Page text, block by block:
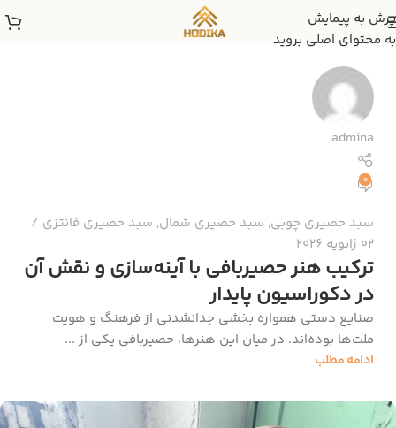
پرش به پیمایش
به محتوای اصلی بروید
admina
0
سبد حصیری چوبی, سبد حصیری شمال, سبد حصیری فانتزی
02 ژانویه 2026
ترکیب هنر حصیربافی با آینه‌سازی و نقش آن
در دکوراسیون پایدار
صنایع دستی همواره بخشی جدانشدنی از فرهنگ و هویت
ملت‌ها بوده‌اند. در میان این هنرها، حصیربافی یکی از ...
ادامه مطلب